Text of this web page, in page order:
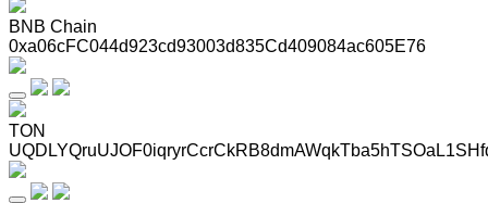
BNB Chain
0xa06cFC044d923cd93003d835Cd409084ac605E76
TON